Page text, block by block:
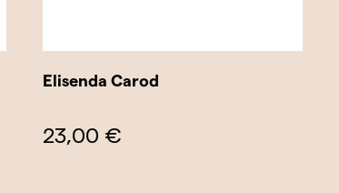
La Sisa (Girona FC)